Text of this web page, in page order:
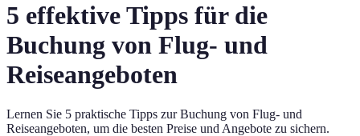
5 effektive Tipps für die
Buchung von Flug- und
Reiseangeboten
Lernen Sie 5 praktische Tipps zur Buchung von Flug- und
Reiseangeboten, um die besten Preise und Angebote zu sichern.